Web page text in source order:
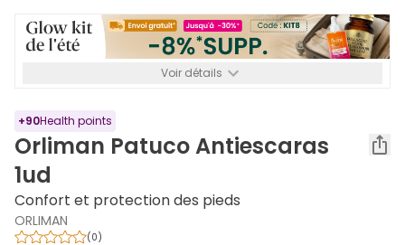
Voir détails
+90Health points
Orliman Patuco Antiescaras
1ud
Confort et protection des pieds
ORLIMAN
(0)